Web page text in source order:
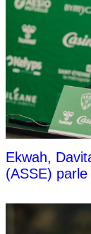
Ekwah,
(ASSE)